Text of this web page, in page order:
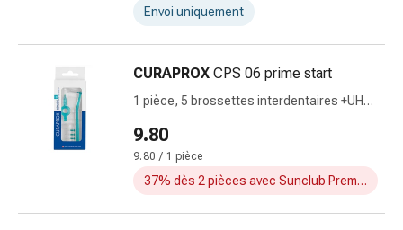
Boutons
Éruptions
cutanées
Envoi uniquement
CURAPROX CPS 06 prime start
1 pièce, 5 brossettes interdentaires +UHS
9.80
9.80 / 1 pièce
37% dès 2 pièces avec Sunclub Premium